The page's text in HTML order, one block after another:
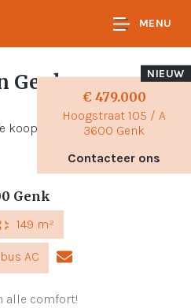
MENU
Genk
€ 479.000
Hoogstraat 105 / A
3600 Genk
Contacteer ons
NIEUW
Genk
149 m²
AC
alle comfort!